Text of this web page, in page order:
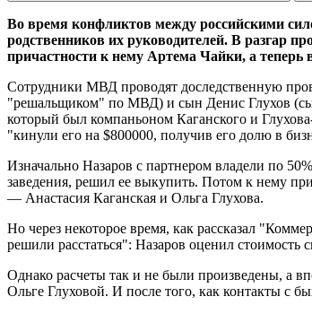
Во время конфликтов между российскими
родственников их руководителей. В разгар
причастности к нему Артема Чайки, а
Сотрудники МВД проводят доследственную
"решальщиком" по МВД) и сын Денис Глухов
который был компаньоном Каганского и
"кинули его на $800000, получив его долю в
Изначально Назаров с партнером владели по
заведения, решил ее выкупить. Потом к нему
— Анастасия Каганская и Ольга Глухова.
Но через некоторое время, как рассказал
решили расстаться": Назаров оценил стоимость
Однако расчеты так и не были произведены, а
Ольге Глуховой. И после того, как контакты с